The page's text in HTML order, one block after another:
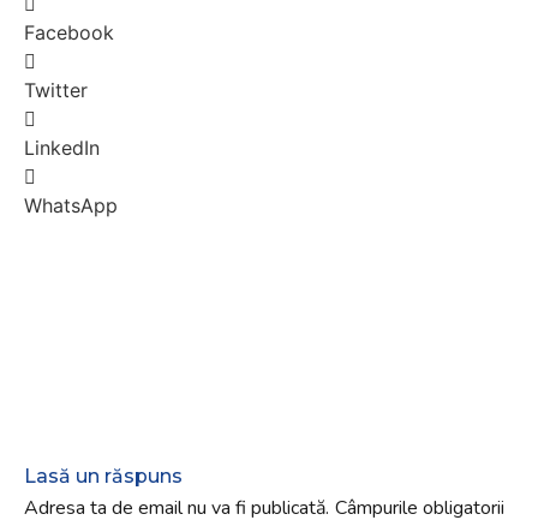
Facebook
Twitter
LinkedIn
WhatsApp
Lasă un răspuns
Adresa ta de email nu va fi publicată. Câmpurile obligatorii